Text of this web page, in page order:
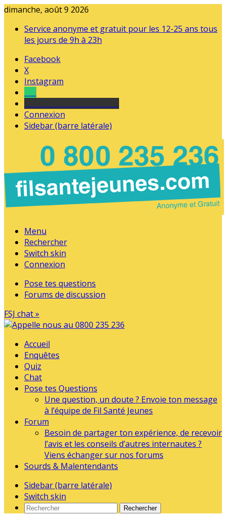
dimanche, août 9 2026
Service anonyme et gratuit pour les 12-25 ans tous
les jours de 9h à 23h
Facebook
X
Instagram
Connexion
Sidebar (barre latérale)
Menu
Rechercher
Switch skin
Connexion
Pose tes questions
Forums de discussion
FSJ chat »
Accueil
Enquêtes
Quiz
Chat
Pose tes Questions
Une question, un doute ? Envoie ton message
à l’équipe de Fil Santé Jeunes
Forum
Besoin de partager ton expérience, de recevoir
l’avis et les conseils d’autres internautes ?
Viens échanger sur nos forums
Sourds & Malentendants
Sidebar (barre latérale)
Switch skin
Rechercher